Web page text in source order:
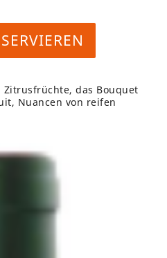
das Bouquet
Nuancen von reifen